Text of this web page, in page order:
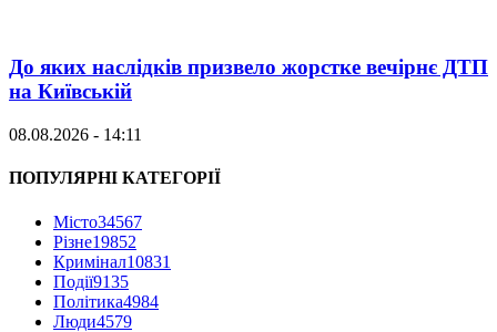
До яких наслідків призвело жорстке вечірнє ДТП
на Київській
08.08.2026 - 14:11
ПОПУЛЯРНІ КАТЕГОРІЇ
Місто34567
Різне19852
Кримінал10831
Події9135
Політика4984
Люди4579